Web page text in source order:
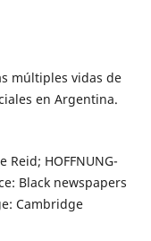
múltiples vidas de
en Argentina.
Reid; HOFFNUNG-
Black newspapers
Cambridge